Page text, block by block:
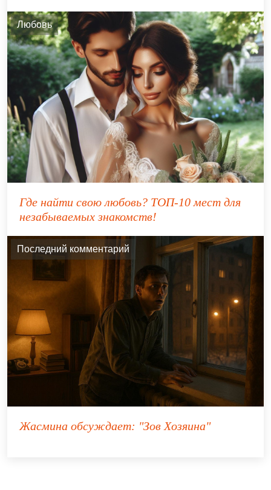
Любовь
Где найти свою любовь? ТОП-10 мест для
незабываемых знакомств!
Последний комментарий
Жасмина обсуждает: "Зов Хозяина"